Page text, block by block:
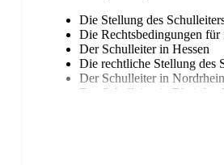
Die Stellung des
Die Rechtsbedingungen
Der Schulleiter in Hessen
Die rechtliche Stellung des
Der Schulleiter in
Der Schulleiter in